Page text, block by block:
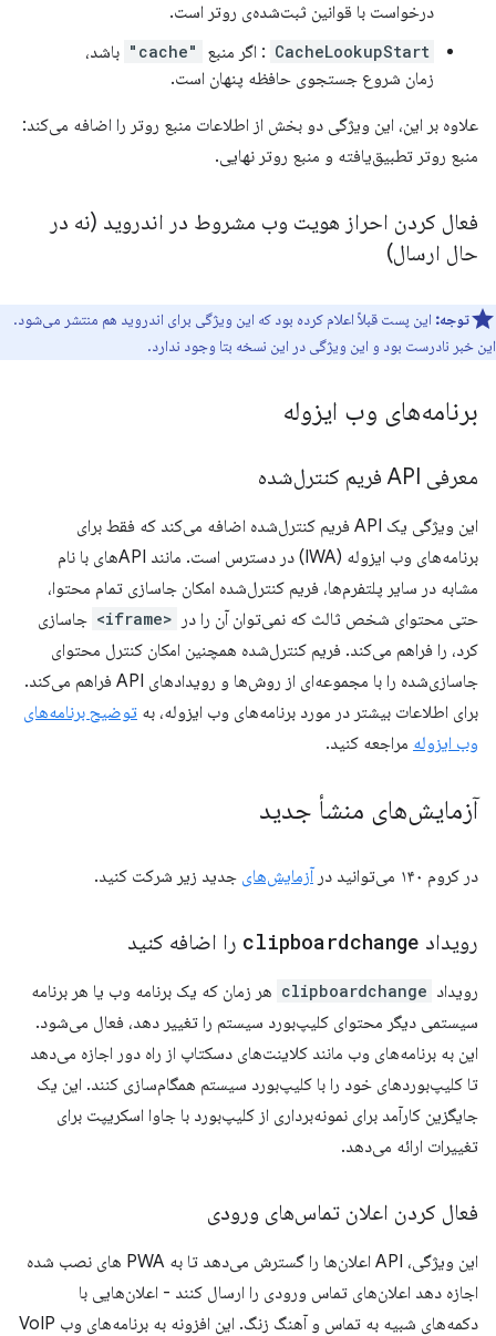
درخواست با قوانین ثبت‌شده‌ی روتر است.
CacheLookupStart : اگر منبع "cache"
باشد،
زمان شروع جستجوی حافظه پنهان است.
علاوه بر این، این ویژگی دو بخش از اطلاعات منبع روتر را اضافه می‌کند:
منبع روتر تطبیق‌یافته و منبع روتر نهایی.
فعال کردن احراز هویت وب مشروط در اندروید (نه در
حال ارسال)
توجه: این پست قبلاً اعلام کرده بود که این ویژگی برای اندروید هم منتشر می‌شود.
این خبر نادرست بود و این ویژگی در این نسخه بتا وجود ندارد.
برنامه‌های وب ایزوله
معرفی API فریم کنترل‌شده
این ویژگی یک API فریم کنترل‌شده اضافه می‌کند که فقط برای
برنامه‌های وب ایزوله (IWA) در دسترس است. مانند APIهای با نام
مشابه در سایر پلتفرم‌ها، فریم کنترل‌شده امکان جاسازی تمام محتوا،
حتی محتوای شخص ثالث که نمی‌توان آن را در
<iframe>
جاسازی
کرد، را فراهم می‌کند. فریم کنترل‌شده همچنین امکان کنترل محتوای
جاسازی‌شده را با مجموعه‌ای از روش‌ها و رویدادهای API فراهم می‌کند.
برای اطلاعات بیشتر در مورد برنامه‌های وب ایزوله، به توضیح برنامه‌های
وب ایزوله مراجعه کنید.
آزمایش‌های منشأ جدید
در کروم ۱۴۰ می‌توانید در آزمایش‌های جدید زیر شرکت کنید.
رویداد clipboardchange را اضافه کنید
رویداد clipboardchange هر زمان که یک برنامه وب یا هر برنامه
سیستمی دیگر محتوای کلیپ‌بورد سیستم را تغییر دهد، فعال می‌شود.
این به برنامه‌های وب مانند کلاینت‌های دسکتاپ از راه دور اجازه می‌دهد
تا کلیپ‌بوردهای خود را با کلیپ‌بورد سیستم همگام‌سازی کنند. این یک
جایگزین کارآمد برای نمونه‌برداری از کلیپ‌بورد با جاوا اسکریپت برای
تغییرات ارائه می‌دهد.
فعال کردن اعلان تماس‌های ورودی
این ویژگی، API اعلان‌ها را گسترش می‌دهد تا به PWA های نصب شده
اجازه دهد اعلان‌های تماس ورودی را ارسال کنند - اعلان‌هایی با
دکمه‌های شبیه به تماس و آهنگ زنگ. این افزونه به برنامه‌های وب VoIP